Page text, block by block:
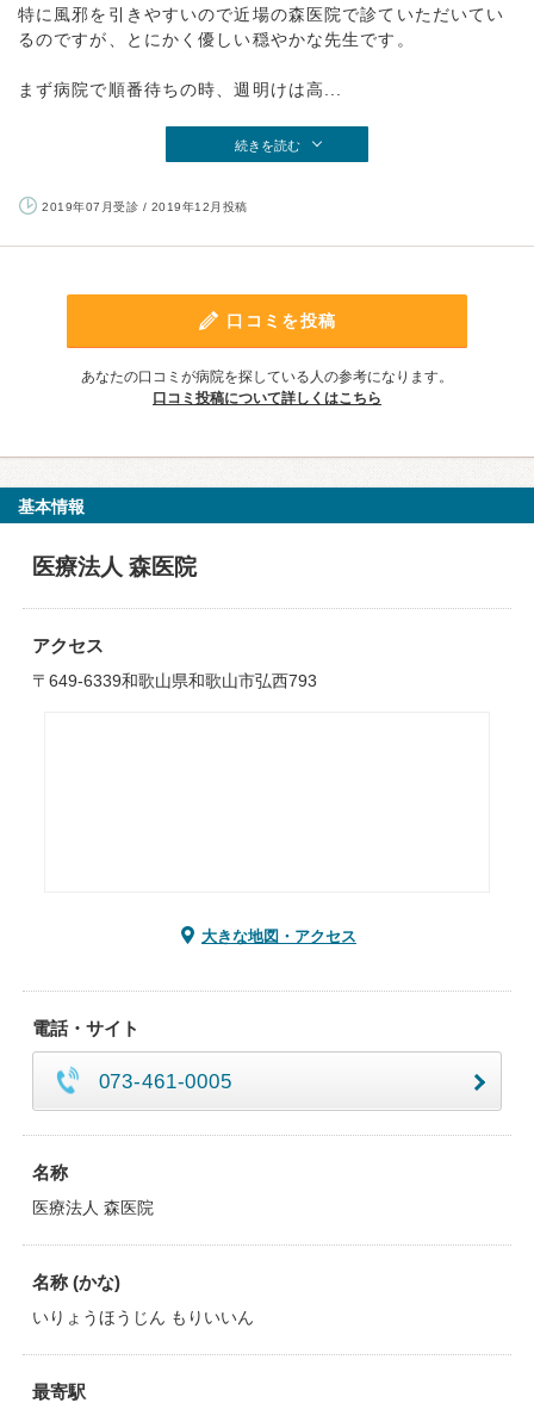
特に風邪を引きやすいので近場の森医院で診ていただいてい
るのですが、とにかく優しい穏やかな先生です。
まず病院で順番待ちの時、週明けは高...
続きを読む
2019年07月受診 / 2019年12月投稿
口コミを投稿
あなたの口コミが病院を探している人の参考になります。
口コミ投稿について詳しくはこちら
基本情報
医療法人 森医院
アクセス
〒649-6339和歌山県和歌山市弘西793
大きな地図・アクセス
電話・サイト
073-461-0005
名称
医療法人 森医院
名称 (かな)
いりょうほうじん もりいいん
最寄駅